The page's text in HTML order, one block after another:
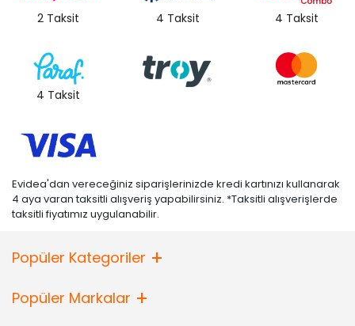
2 Taksit 4 Taksit 4 Taksit
4 Taksit
Evidea'dan vereceğiniz siparişlerinizde kredi kartınızı kullanarak
4 aya varan taksitli alışveriş yapabilirsiniz. *Taksitli alışverişlerde
taksitli fiyatımız uygulanabilir.
Popüler Kategoriler
Popüler Markalar